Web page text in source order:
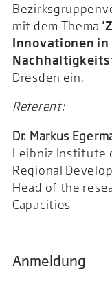
mit dem Thema
Innovationen in
Dresden ein.
Referent:
Dr. Markus
Leibniz Institute
Regional
Head of the
Capacities
Anmeldung